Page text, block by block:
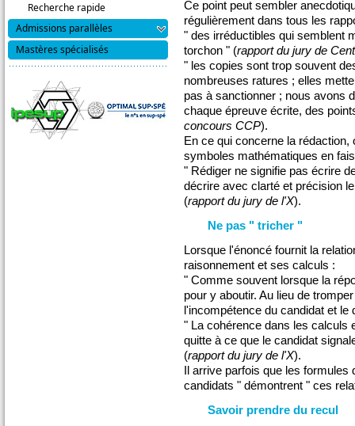
Recherche rapide
Admissions parallèles
Mastères spécialisés
Ce point peut sembler
régulièrement dans tous les
" des irréductibles qui semblent
torchon " (rapport du jury de
" les copies sont trop souvent
nombreuses ratures ; elles
pas à sanctionner ; nous avons
chaque épreuve écrite, des
concours CCP).
En ce qui concerne la
symboles mathématiques en
" Rédiger ne signifie pas écrire
décrire avec clarté et précision
(rapport du jury de l'X).
Ne pas " tricher "
Lorsque l'énoncé fournit la
raisonnement et ses calculs :
" Comme souvent lorsque la
pour y aboutir. Au lieu de
l'incompétence du candidat et le
" La cohérence dans les calculs
quitte à ce que le candidat
(rapport du jury de l'X).
Il arrive parfois que les
candidats " démontrent " ces
Savoir prendre du recul